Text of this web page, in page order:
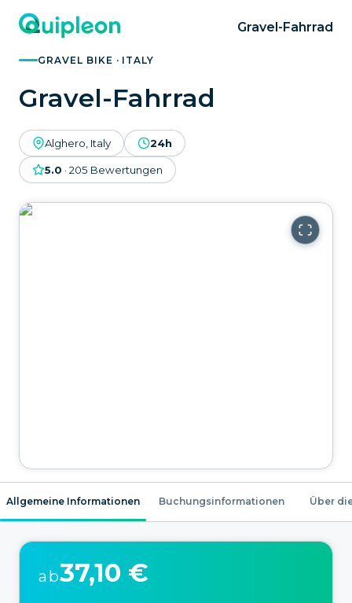
Gravel-Fahrrad
GRAVEL BIKE · ITALY
Gravel-Fahrrad
Alghero, Italy 24h
5.0 · 205 Bewertungen
Allgemeine Informationen Buchungsinformationen Über
ab37,10 €